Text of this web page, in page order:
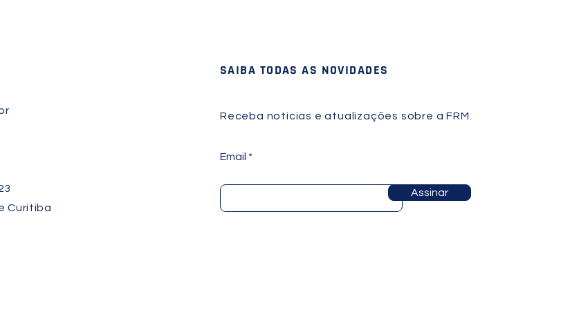
Curitiba
SAIBA TODAS AS NOVIDADES
Receba notícias e atualizações sobre a FRM.
Email
Assinar